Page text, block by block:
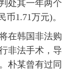
新华广播
返回PC
处其一年两个
1.71万元)。
在韩国非法购
非法手术，导
朴某曾有过同